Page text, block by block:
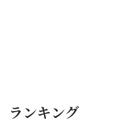
ランキング